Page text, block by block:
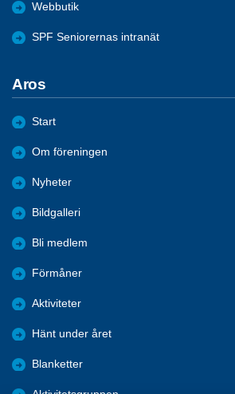
Webbutik
SPF Seniorernas intranät
Aros
Start
Om föreningen
Nyheter
Bildgalleri
Bli medlem
Förmåner
Aktiviteter
Hänt under året
Blanketter